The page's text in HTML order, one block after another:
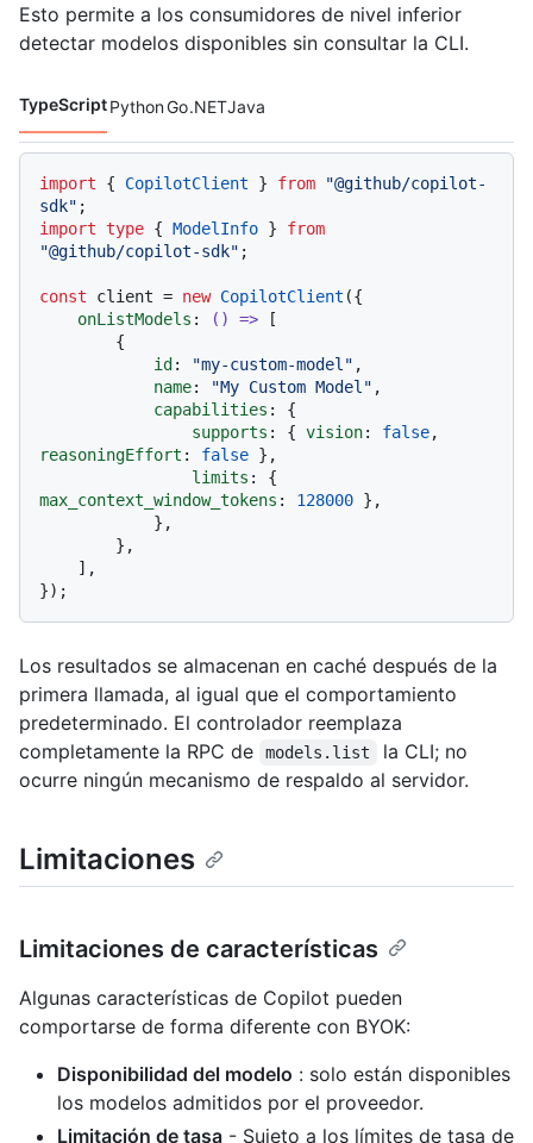
Esto permite a los consumidores de nivel inferior
detectar modelos disponibles sin consultar la CLI.
Lenguajes de código navigation
TypeScriptPythonGo.NETJava
import { CopilotClient } from
"@github/copilot-
sdk"
import type { ModelInfo } from
"@github/copilot-sdk" ;
const client = new CopilotClient ({
onListModels : () => [
id : "my-custom-model" ,
name: "My Custom Model" ,
capabilities : {
supports : { vision: false
reasoningEffort : false },
limits
max_context_window_tokens : 128000 },
Los resultados se almacenan en caché después de la
primera llamada, al igual que el comportamiento
predeterminado. El controlador reemplaza
completamente la RPC de
models.list
la CLI; no
ocurre ningún mecanismo de respaldo al servidor.
Limitaciones
Limitaciones de características
Algunas características de Copilot pueden
comportarse de forma diferente con BYOK:
Disponibilidad del modelo : solo están disponibles
los modelos admitidos por el proveedor.
Limitación de tasa - Sujeto a los límites de tasa de